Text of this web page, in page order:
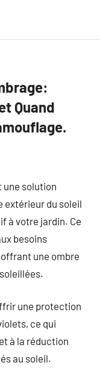
Quand
une solution
extérieur du soleil
à votre jardin. Ce
besoins
une ombre
une protection
ce qui
à la réduction
au soleil.